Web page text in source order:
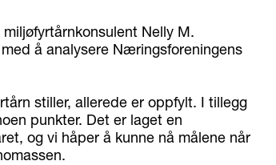
Nelly M.
å analysere Næringsforeningens
stiller, allerede er oppfylt. I tillegg
punkter. Det er laget en
og vi håper å kunne nå målene når